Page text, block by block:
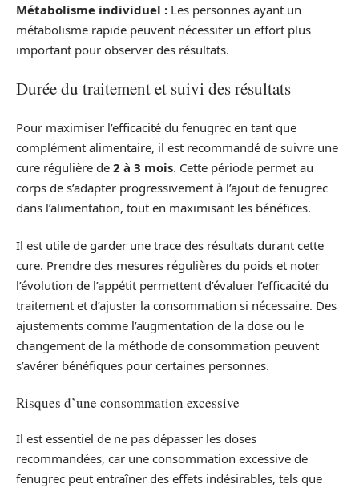
Métabolisme individuel : Les personnes ayant un
métabolisme rapide peuvent nécessiter un effort plus
important pour observer des résultats.
Durée du traitement et suivi des résultats
Pour maximiser l’efficacité du fenugrec en tant que
complément alimentaire, il est recommandé de suivre une
cure régulière de 2 à 3 mois. Cette période permet au
corps de s’adapter progressivement à l’ajout de fenugrec
dans l’alimentation, tout en maximisant les bénéfices.
Il est utile de garder une trace des résultats durant cette
cure. Prendre des mesures régulières du poids et noter
l’évolution de l’appétit permettent d’évaluer l’efficacité du
traitement et d’ajuster la consommation si nécessaire. Des
ajustements comme l’augmentation de la dose ou le
changement de la méthode de consommation peuvent
s’avérer bénéfiques pour certaines personnes.
Risques d’une consommation excessive
Il est essentiel de ne pas dépasser les doses
recommandées, car une consommation excessive de
fenugrec peut entraîner des effets indésirables, tels que